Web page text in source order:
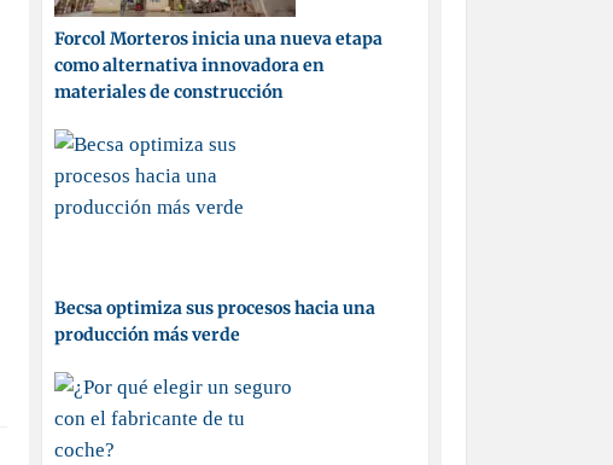
Forcol Morteros inicia una nueva etapa
como alternativa innovadora en
materiales de construcción
Becsa optimiza sus procesos hacia una
producción más verde